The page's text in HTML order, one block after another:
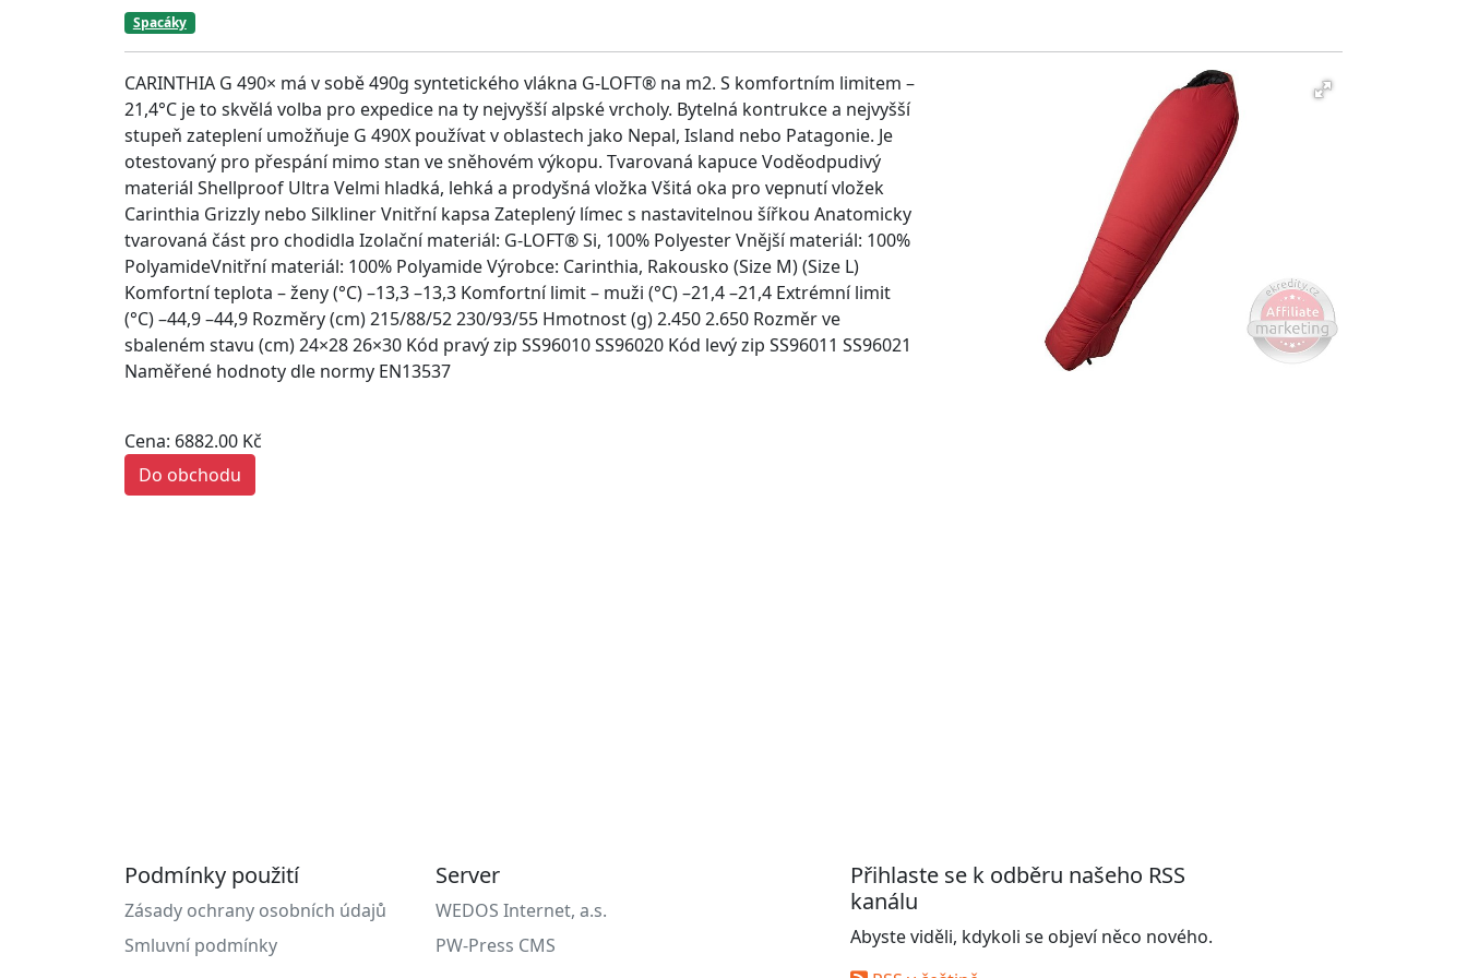
Spacáky
CARINTHIA G 490× má v sobě 490g syntetického vlákna G-LOFT® na m2. S komfortním limitem –
21,4°C je to skvělá volba pro expedice na ty nejvyšší alpské vrcholy. Bytelná kontrukce a nejvyšší
stupeň zateplení umožňuje G 490X používat v oblastech jako Nepal, Island nebo Patagonie. Je
otestovaný pro přespání mimo stan ve sněhovém výkopu. Tvarovaná kapuce Voděodpudivý
materiál Shellproof Ultra Velmi hladká, lehká a prodyšná vložka Všitá oka pro vepnutí vložek
Carinthia Grizzly nebo Silkliner Vnitřní kapsa Zateplený límec s nastavitelnou šířkou Anatomicky
tvarovaná část pro chodidla Izolační materiál: G-LOFT® Si, 100% Polyester Vnější materiál: 100%
PolyamideVnitřní materiál: 100% Polyamide Výrobce: Carinthia, Rakousko (Size M) (Size L)
Komfortní teplota – ženy (°C) –13,3 –13,3 Komfortní limit – muži (°C) –21,4 –21,4 Extrémní limit
(°C) –44,9 –44,9 Rozměry (cm) 215/88/52 230/93/55 Hmotnost (g) 2.450 2.650 Rozměr ve
sbaleném stavu (cm) 24×28 26×30 Kód pravý zip SS96010 SS96020 Kód levý zip SS96011 SS96021
Naměřené hodnoty dle normy EN13537
Cena: 6882.00 Kč
Do obchodu
Podmínky použití
Zásady ochrany osobních údajů
Smluvní podmínky
Server
WEDOS Internet, a.s.
PW-Press CMS
Přihlaste se k odběru našeho RSS
kanálu
Abyste viděli, kdykoli se objeví něco nového.